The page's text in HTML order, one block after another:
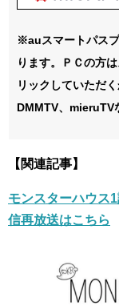
※auスマートパス
ります。ＰＣの方
リックしていただ
DMMTV、mieruTV
【関連記事】
モンスターハウス
信再放送はこちら